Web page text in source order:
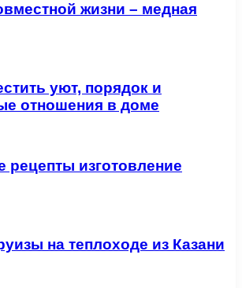
жизни – медная
уют, порядок и
отношения в доме
изготовление
на теплоходе из Казани